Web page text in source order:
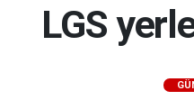
LGS